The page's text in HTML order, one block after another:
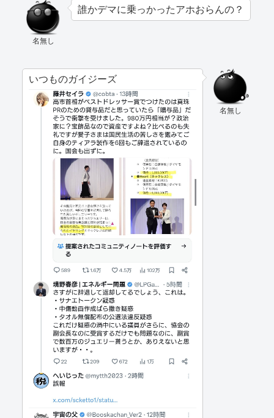
名無し
誰かデマに乗っかったアホおらんの？
名無し
いつものガイジーズ